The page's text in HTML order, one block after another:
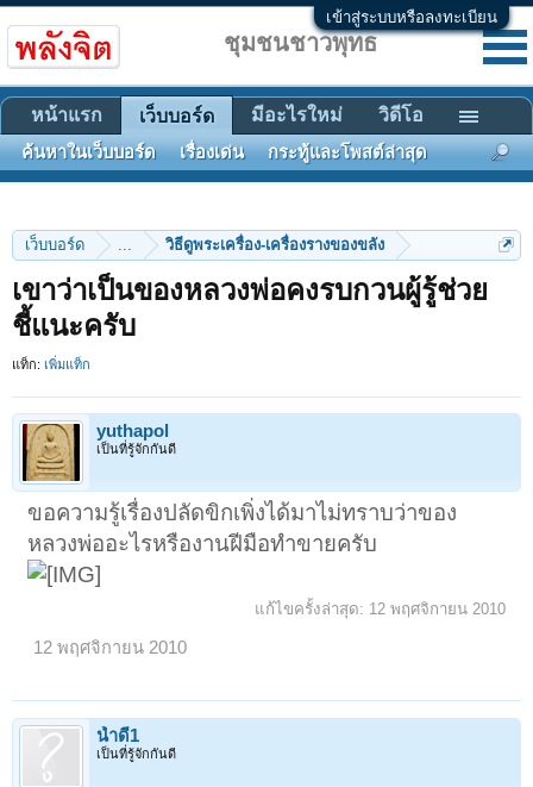
เข้าสู่ระบบหรือลงทะเบียน
เว็บบอร์ด ... วิธีดูพระเครื่อง-เครื่องรางของขลัง
เขาว่าเป็นของหลวงพ่อคงรบกวนผู้รู้ช่วย
ชี้แนะครับ
แท็ก: เพิ่มแท็ก
yuthapol
เป็นที่รู้จักกันดี
ขอความรู้เรื่องปลัดขิกเพิ่งได้มาไม่ทราบว่าของ
หลวงพ่ออะไรหรืองานฝีมือทำขายครับ
แก้ไขครั้งล่าสุด: 12 พฤศจิกายน 2010
12 พฤศจิกายน 2010
น้ำดี1
เป็นที่รู้จักกันดี
ชุมชนชาวพุทธ
หน้าแรก เว็บบอร์ด
ค้นหาในเว็บบอร์ด เรื่องเด่น กระทู้และโพสต์ล่าสุด
มีอะไรใหม่ วิดีโอ